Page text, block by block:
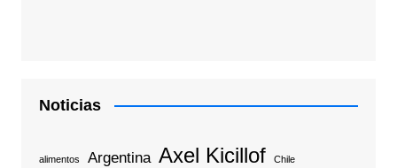
Noticias
alimentos Argentina Axel Kicillof Chile